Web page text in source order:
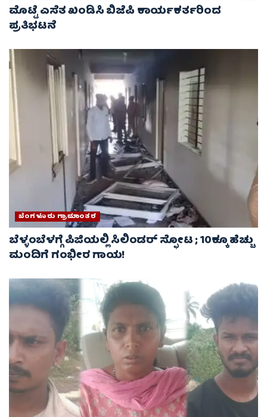
ಮೊಟ್ಟೆ ಎಸೆತ ಖಂಡಿಸಿ ಬಿಜೆಪಿ ಕಾರ್ಯಕರ್ತರಿಂದ
ಪ್ರತಿಭಟನೆ
ಬೆಂಗಳೂರು ಗ್ರಾಮಾಂತರ
ಬೆಳ್ಳಂಬೆಳಗ್ಗೆ ಪಿಜಿಯಲ್ಲಿ ಸಿಲಿಂಡರ್ ಸ್ಫೋಟ ; 10ಕ್ಕೂ ಹೆಚ್ಚು
ಮಂದಿಗೆ ಗಂಭೀರ ಗಾಯ!